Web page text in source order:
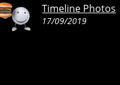
Timeline Photos
17/09/2019